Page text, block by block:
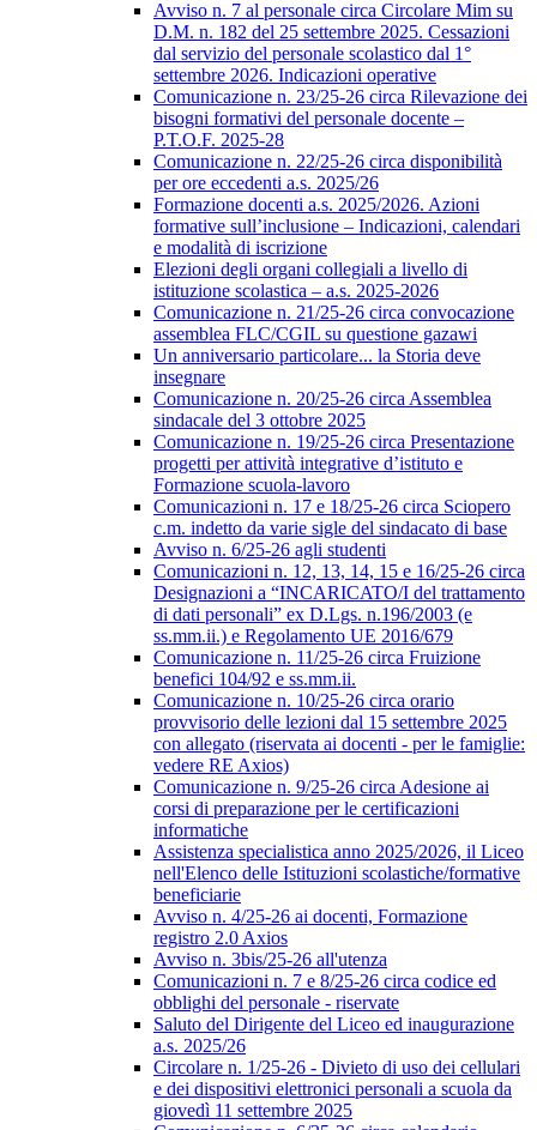
Avviso n. 7 al personale circa Circolare Mim su
D.M. n. 182 del 25 settembre 2025. Cessazioni
dal servizio del personale scolastico dal 1°
settembre 2026. Indicazioni operative
Comunicazione n. 23/25-26 circa Rilevazione dei
bisogni formativi del personale docente –
P.T.O.F. 2025-28
Comunicazione n. 22/25-26 circa disponibilità
per ore eccedenti a.s. 2025/26
Formazione docenti a.s. 2025/2026. Azioni
formative sull’inclusione – Indicazioni, calendari
e modalità di iscrizione
Elezioni degli organi collegiali a livello di
istituzione scolastica – a.s. 2025-2026
Comunicazione n. 21/25-26 circa convocazione
assemblea FLC/CGIL su questione gazawi
Un anniversario particolare... la Storia deve
insegnare
Comunicazione n. 20/25-26 circa Assemblea
sindacale del 3 ottobre 2025
Comunicazione n. 19/25-26 circa Presentazione
progetti per attività integrative d’istituto e
Formazione scuola-lavoro
Comunicazioni n. 17 e 18/25-26 circa Sciopero
c.m. indetto da varie sigle del sindacato di base
Avviso n. 6/25-26 agli studenti
Comunicazioni n. 12, 13, 14, 15 e 16/25-26 circa
Designazioni a “INCARICATO/I del trattamento
di dati personali” ex D.Lgs. n.196/2003 (e
ss.mm.ii.) e Regolamento UE 2016/679
Comunicazione n. 11/25-26 circa Fruizione
benefici 104/92 e ss.mm.ii.
Comunicazione n. 10/25-26 circa orario
provvisorio delle lezioni dal 15 settembre 2025
con allegato (riservata ai docenti - per le famiglie:
vedere RE Axios)
Comunicazione n. 9/25-26 circa Adesione ai
corsi di preparazione per le certificazioni
informatiche
Assistenza specialistica anno 2025/2026, il Liceo
nell'Elenco delle Istituzioni scolastiche/formative
beneficiarie
Avviso n. 4/25-26 ai docenti, Formazione
registro 2.0 Axios
Avviso n. 3bis/25-26 all'utenza
Comunicazioni n. 7 e 8/25-26 circa codice ed
obblighi del personale - riservate
Saluto del Dirigente del Liceo ed inaugurazione
a.s. 2025/26
Circolare n. 1/25-26 - Divieto di uso dei cellulari
e dei dispositivi elettronici personali a scuola da
giovedì 11 settembre 2025